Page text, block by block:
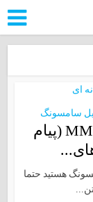
سامسونگ
مشکل تبدیل متن طولانی به MMS (پیام
هستید حتما